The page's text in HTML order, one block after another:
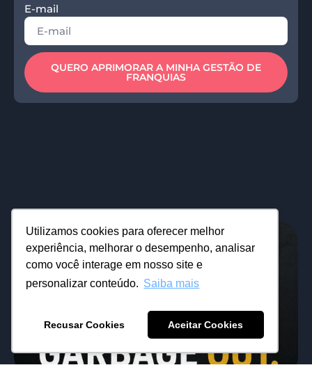
Utilizamos cookies para oferecer melhor
experiência, melhorar o desempenho, analisar
como você interage em nosso site e
personalizar conteúdo. Saiba mais
Recusar Cookies Aceitar Cookies
E-mail
QUERO APRIMORAR A MINHA GESTÃO DE
FRANQUIAS